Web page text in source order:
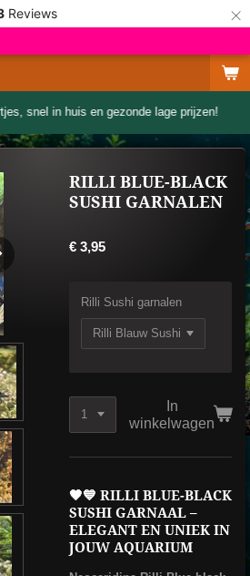
Reviews ×
snel in huis en gezonde lage prijzen!
RILLI BLUE-BLACK
SUSHI GARNALEN
€ 3,95
Rilli Sushi garnalen
In
winkelwagen
🖤💙 RILLI BLUE-BLACK
SUSHI GARNAAL –
ELEGANT EN UNIEK IN
JOUW AQUARIUM